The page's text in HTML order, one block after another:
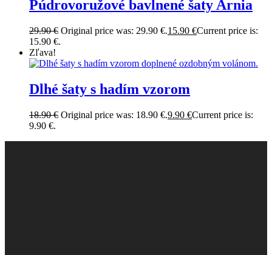
Púdrovoružové bavlnené šaty Arnia
29.90€ Original price was: 29.90 €.15.90 €Current price is:
15.90 €.
Zľava!
Dlhé šaty s hadím vzorom
18.90€ Original price was: 18.90 €.9.90 €Current price is:
9.90 €.